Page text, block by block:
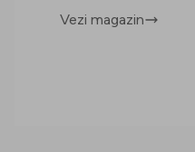
Vezi magazin